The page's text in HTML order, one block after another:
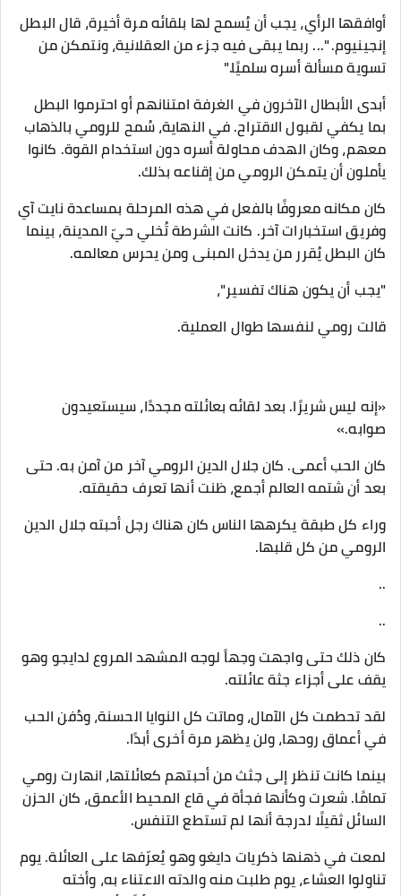
أوافقها الرأي، يجب أن يُسمح لها بلقائه مرة أخيرة، قال البطل
إنجينيوم. "... ربما يبقى فيه جزء من العقلانية، ونتمكن من
تسوية مسألة أسره سلميًا."
أبدى الأبطال الآخرون في الغرفة امتنانهم أو احترموا البطل
بما يكفي لقبول الاقتراح. في النهاية، سُمح للرومي بالذهاب
معهم، وكان الهدف محاولة أسره دون استخدام القوة. كانوا
يأملون أن يتمكن الرومي من إقناعه بذلك.
كان مكانه معروفًا بالفعل في هذه المرحلة بمساعدة نايت آي
وفريق استخبارات آخر. كانت الشرطة تُخلي حيّ المدينة، بينما
كان البطل يُقرر من يدخل المبنى ومن يحرس معالمه.
"يجب أن يكون هناك تفسير"،
قالت رومي لنفسها طوال العملية.
«إنه ليس شريرًا. بعد لقائه بعائلته مجددًا، سيستعيدون
صوابه.»
كان الحب أعمى. كان جلال الدين الرومي آخر من آمن به. حتى
بعد أن شتمه العالم أجمع، ظنت أنها تعرف حقيقته.
وراء كل طبقة يكرهها الناس كان هناك رجل أحبته جلال الدين
الرومي من كل قلبها.
..
..
كان ذلك حتى واجهت وجهاً لوجه المشهد المروع لدايجو وهو
يقف على أجزاء جثة عائلته.
لقد تحطمت كل الآمال، وماتت كل النوايا الحسنة، ودُفن الحب
في أعماق روحها، ولن يظهر مرة أخرى أبدًا.
بينما كانت تنظر إلى جثث من أحبتهم كعائلتها، انهارت رومي
تمامًا. شعرت وكأنها فجأة في قاع المحيط الأعمق، كان الحزن
السائل ثقيلًا لدرجة أنها لم تستطع التنفس.
لمعت في ذهنها ذكريات دايغو وهو يُعرّفها على العائلة. يوم
تناولوا العشاء، يوم طلبت منه والدته الاعتناء به، وأخته